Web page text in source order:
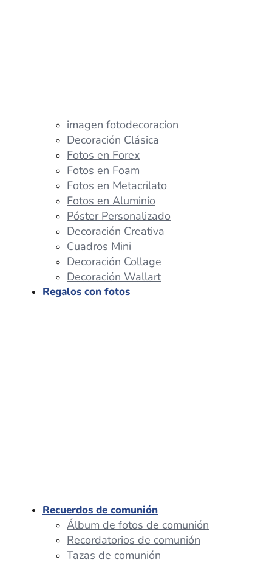
imagen fotodecoracion
Decoración Clásica
Fotos en Forex
Fotos en Foam
Fotos en Metacrilato
Fotos en Aluminio
Póster Personalizado
Decoración Creativa
Cuadros Mini
Decoración Collage
Decoración Wallart
Regalos con fotos
Recuerdos de comunión
Álbum de fotos de comunión
Recordatorios de comunión
Tazas de comunión